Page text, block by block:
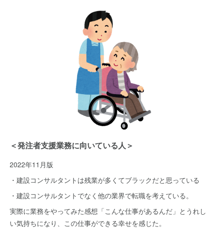
＜発注者支援業務に向いている人＞
2022年11月版
・建設コンサルタントは残業が多くてブラックだと思っている
・建設コンサルタントでなく他の業界で転職を考えている。
実際に業務をやってみた感想「こんな仕事があるんだ」とうれし
い気持ちになり、この仕事ができる幸せを感じた。